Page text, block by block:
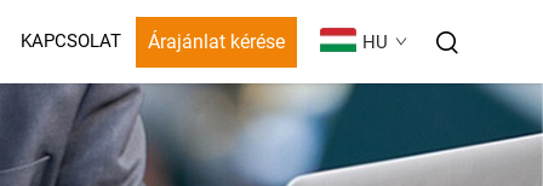
KAPCSOLAT Árajánlat kérése HU